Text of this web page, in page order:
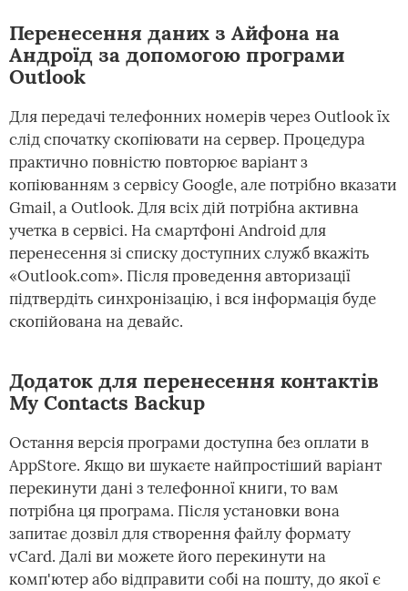
Перенесення даних з Айфона на
Андроїд за допомогою програми
Outlook
Для передачі телефонних номерів через Outlook їх
слід спочатку скопіювати на сервер. Процедура
практично повністю повторює варіант з
копіюванням з сервісу Google, але потрібно вказати
Gmail, а Outlook. Для всіх дій потрібна активна
учетка в сервісі. На смартфоні Android для
перенесення зі списку доступних служб вкажіть
«Outlook.com». Після проведення авторизації
підтвердіть синхронізацію, і вся інформація буде
скопійована на девайс.
Додаток для перенесення контактів
My Contacts Backup
Остання версія програми доступна без оплати в
AppStore. Якщо ви шукаєте найпростіший варіант
перекинути дані з телефонної книги, то вам
потрібна ця програма. Після установки вона
запитає дозвіл для створення файлу формату
vCard. Далі ви можете його перекинути на
комп'ютер або відправити собі на пошту, до якої є